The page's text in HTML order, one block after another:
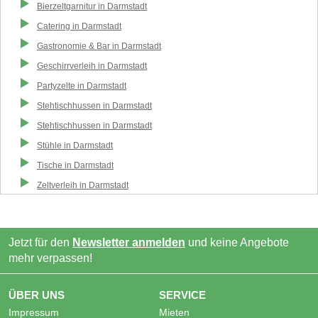
Bierzeltgarnitur in Darmstadt
Catering in Darmstadt
Gastronomie & Bar in Darmstadt
Geschirrverleih in Darmstadt
Partyzelte in Darmstadt
Stehtischhussen in Darmstadt
Stehtischhussen in Darmstadt
Stühle in Darmstadt
Tische in Darmstadt
Zeltverleih in Darmstadt
Jetzt für den Newsletter anmelden und keine Angebote
mehr verpassen!
ÜBER UNS
Impressum
SERVICE
Mieten